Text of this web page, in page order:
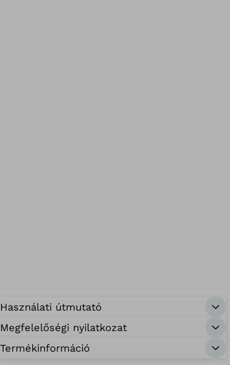
Használati útmutató
Megfelelőségi nyilatkozat
Termékinformáció